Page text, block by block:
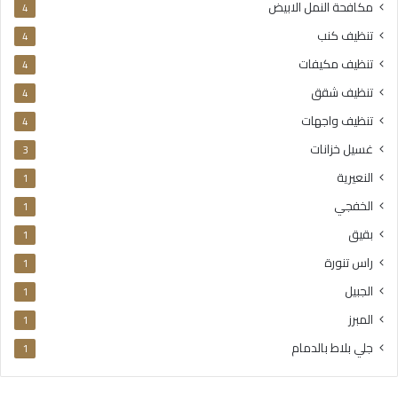
مكافحة النمل الابيض 4
تنظيف كنب 4
تنظيف مكيفات 4
تنظيف شقق 4
تنظيف واجهات 4
غسيل خزانات 3
النعيرية 1
الخفجي 1
بقيق 1
راس تنورة 1
الجبيل 1
المبرز 1
جلي بلاط بالدمام 1